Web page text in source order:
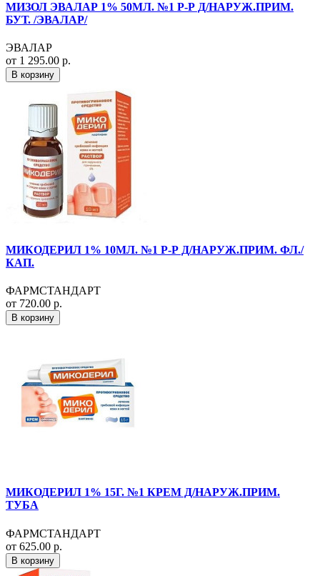
МИЗОЛ ЭВАЛАР 1% 50МЛ. №1 Р-Р Д/НАРУЖ.ПРИМ.
БУТ. /ЭВАЛАР/
ЭВАЛАР
от 1 295.00 р.
В корзину
МИКОДЕРИЛ 1% 10МЛ. №1 Р-Р Д/НАРУЖ.ПРИМ. ФЛ./
КАП.
ФАРМСТАНДАРТ
от 720.00 р.
В корзину
МИКОДЕРИЛ 1% 15Г. №1 КРЕМ Д/НАРУЖ.ПРИМ.
ТУБА
ФАРМСТАНДАРТ
от 625.00 р.
В корзину